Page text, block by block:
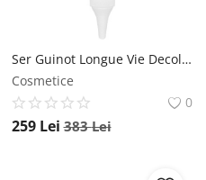
Ser Guinot Longue Vie Decollete pentru zona decolteului 50ml Guinot
Cosmetice
0
259 Lei 383Lei